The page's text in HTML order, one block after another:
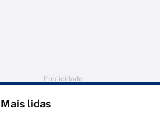
Publicidade
Mais lidas